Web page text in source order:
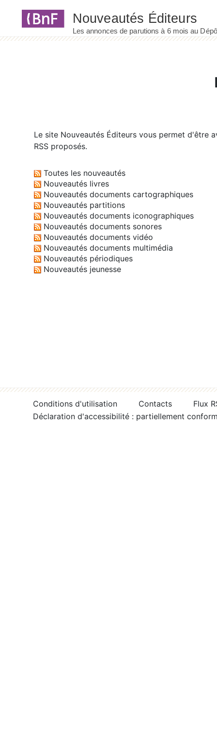
Le site Nouveautés Éditeurs vous permet d'être
RSS proposés.
Toutes les nouveautés
Nouveautés livres
Nouveautés documents cartographiques
Nouveautés partitions
Nouveautés documents iconographiques
Nouveautés documents sonores
Nouveautés documents vidéo
Nouveautés documents multimédia
Nouveautés périodiques
Nouveautés jeunesse
Conditions d'utilisation Contacts
Flux
Déclaration d'accessibilité : partiellement